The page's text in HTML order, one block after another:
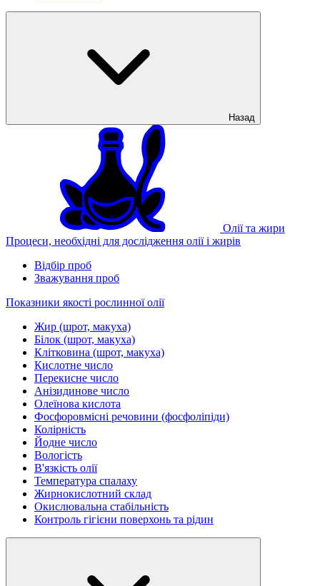
Назад
Олії та жири
Процеси, необхідні для дослідження олії і жирів
Відбір проб
Зважування проб
Показники якості рослинної олії
Жир (шрот, макуха)
Білок (шрот, макуха)
Клітковина (шрот, макуха)
Кислотне число
Перекисне число
Анізидинове число
Олеїнова кислота
Фосфоровмісні речовини (фосфоліпіди)
Колірність
Йодне число
Вологість
В'язкість олії
Температура спалаху
Жирнокислотний склад
Окислювальна стабільність
Контроль гігієни поверхонь та рідин